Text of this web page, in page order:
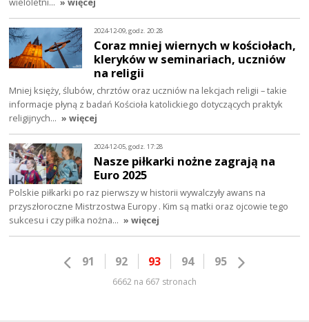
2024-12-09, godz. 20:28
Coraz mniej wiernych w kościołach,
kleryków w seminariach, uczniów
na religii
Mniej księży, ślubów, chrztów oraz uczniów na lekcjach religii – takie
informacje płyną z badań Kościoła katolickiego dotyczących praktyk
religijnych… » więcej
2024-12-05, godz. 17:28
Nasze piłkarki nożne zagrają na
Euro 2025
Polskie piłkarki po raz pierwszy w historii wywalczyły awans na
przyszłoroczne Mistrzostwa Europy . Kim są matki oraz ojcowie tego
sukcesu i czy piłka nożna… » więcej
91 92 93 94 95
6662 na 667 stronach